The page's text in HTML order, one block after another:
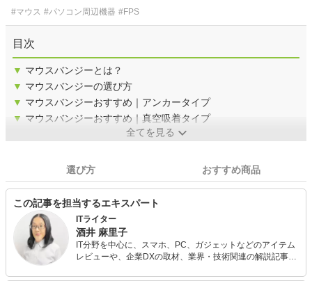
#マウス #パソコン周辺機器 #FPS
目次
▼ マウスバンジーとは？
▼ マウスバンジーの選び方
▼ マウスバンジーおすすめ｜アンカータイプ
▼ マウスバンジーおすすめ｜真空吸着タイプ
全てを見る
選び方 おすすめ商品
この記事を担当するエキスパート
ITライター
酒井 麻里子
IT分野を中心に、スマホ、PC、ガジェットなどのアイテム
レビューや、企業DXの取材、業界・技術関連の解説記事な